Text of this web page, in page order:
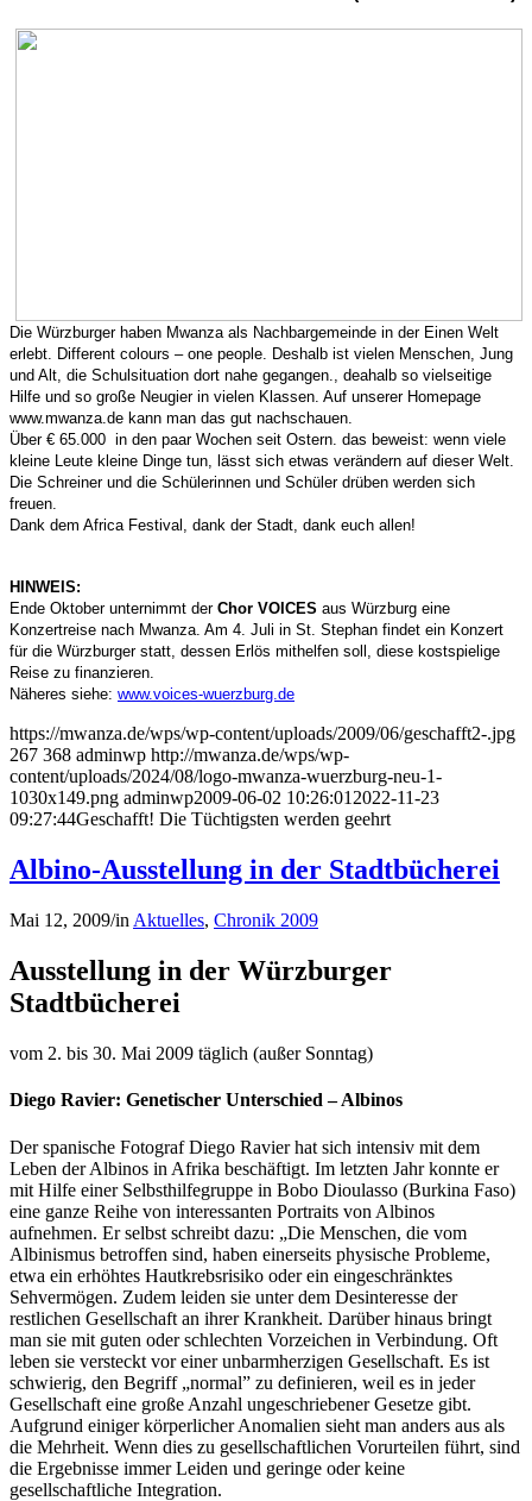
Die Würzburger haben Mwanza als Nachbargemeinde in der Einen Welt
erlebt. Different colours – one people. Deshalb ist vielen Menschen, Jung
und Alt, die Schulsituation dort nahe gegangen., deahalb so vielseitige
Hilfe und so große Neugier in vielen Klassen. Auf unserer Homepage
www.mwanza.de kann man das gut nachschauen.
Über € 65.000 in den paar Wochen seit Ostern. das beweist: wenn viele
kleine Leute kleine Dinge tun, lässt sich etwas verändern auf dieser Welt.
Die Schreiner und die Schülerinnen und Schüler drüben werden sich
freuen.
Dank dem Africa Festival, dank der Stadt, dank euch allen!
HINWEIS:
Ende Oktober unternimmt der Chor VOICES aus Würzburg eine
Konzertreise nach Mwanza. Am 4. Juli in St. Stephan findet ein Konzert
für die Würzburger statt, dessen Erlös mithelfen soll, diese kostspielige
Reise zu finanzieren.
Näheres siehe: www.voices-wuerzburg.de
https://mwanza.de/wps/wp-content/uploads/2009/06/geschafft2-.jpg
267 368 adminwp http://mwanza.de/wps/wp-
content/uploads/2024/08/logo-mwanza-wuerzburg-neu-1-
1030x149.png adminwp2009-06-02 10:26:012022-11-23
09:27:44Geschafft! Die Tüchtigsten werden geehrt
Albino-Ausstellung in der Stadtbücherei
Mai 12, 2009/in Aktuelles, Chronik 2009
Ausstellung in der Würzburger
Stadtbücherei
vom 2. bis 30. Mai 2009 täglich (außer Sonntag)
Diego Ravier: Genetischer Unterschied – Albinos
Der spanische Fotograf Diego Ravier hat sich intensiv mit dem
Leben der Albinos in Afrika beschäftigt. Im letzten Jahr konnte er
mit Hilfe einer Selbsthilfegruppe in Bobo Dioulasso (Burkina Faso)
eine ganze Reihe von interessanten Portraits von Albinos
aufnehmen. Er selbst schreibt dazu: „Die Menschen, die vom
Albinismus betroffen sind, haben einerseits physische Probleme,
etwa ein erhöhtes Hautkrebsrisiko oder ein eingeschränktes
Sehvermögen. Zudem leiden sie unter dem Desinteresse der
restlichen Gesellschaft an ihrer Krankheit. Darüber hinaus bringt
man sie mit guten oder schlechten Vorzeichen in Verbindung. Oft
leben sie versteckt vor einer unbarmherzigen Gesellschaft. Es ist
schwierig, den Begriff „normal” zu definieren, weil es in jeder
Gesellschaft eine große Anzahl ungeschriebener Gesetze gibt.
Aufgrund einiger körperlicher Anomalien sieht man anders aus als
die Mehrheit. Wenn dies zu gesellschaftlichen Vorurteilen führt, sind
die Ergebnisse immer Leiden und geringe oder keine
gesellschaftliche Integration.